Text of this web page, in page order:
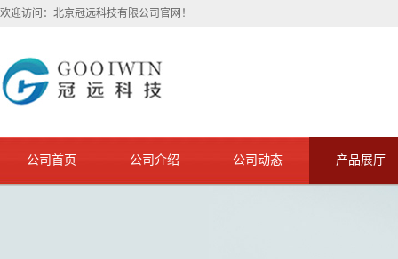
欢迎访问：北京冠远科技有限公司官网！
公司首页 公司介绍 公司动态 产品展厅